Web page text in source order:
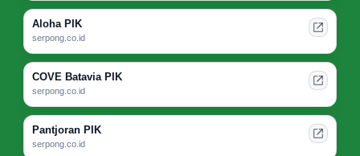
Aloha PIK
serpong.co.id
COVE Batavia PIK
serpong.co.id
Pantjoran PIK
serpong.co.id